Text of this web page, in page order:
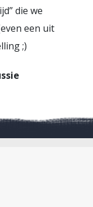
die we
een uit
;)